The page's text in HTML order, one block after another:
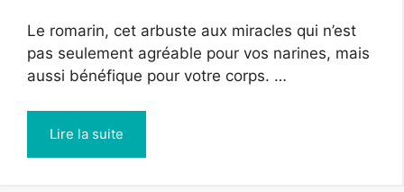
Le romarin, cet arbuste aux miracles qui n’est
pas seulement agréable pour vos narines, mais
aussi bénéfique pour votre corps. …
Lire la suite